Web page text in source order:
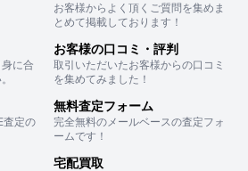
お客様からよく頂くご質問を集めま
とめて掲載しております！
に合
お客様の口コミ・評判
取引いただいたお客様からの口コミ
を集めてみました！
査定の
無料査定フォーム
完全無料のメールベースの査定フォ
ームです！
宅配買取